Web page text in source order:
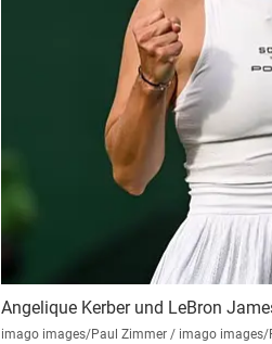
Angelique Kerber und LeBron
imago images/Paul Zimmer / imago images/